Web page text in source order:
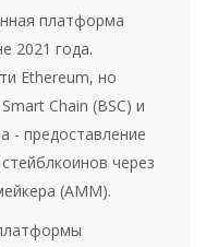
платформа
2021 года.
Ethereum, но
Chain (BSC) и
- предоставление
через
(AMM).